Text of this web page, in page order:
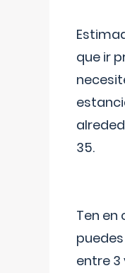
que ir
35.
Ten en
entre 3